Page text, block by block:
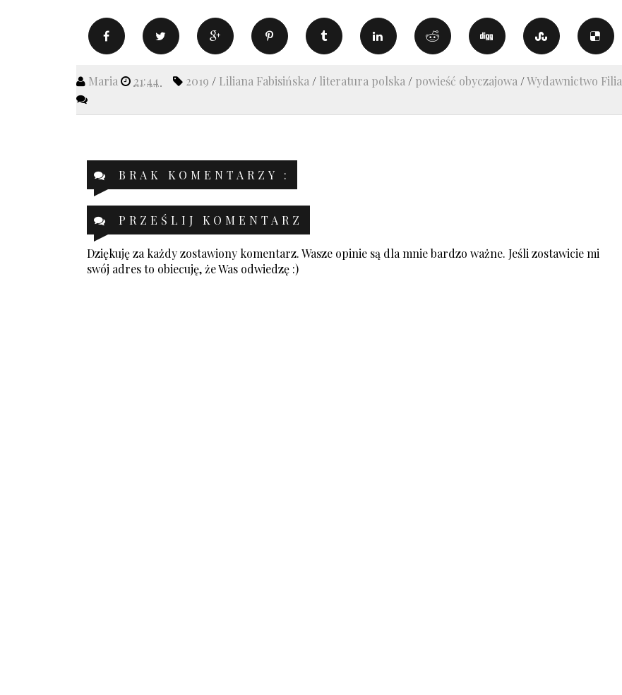
Maria 21:44 2019 / Liliana Fabisińska / literatura polska / powieść obyczajowa /Wydawnictwo Filia
BRAK KOMENTARZY :
PRZEŚLIJ KOMENTARZ
Dziękuję za każdy zostawiony komentarz. Wasze opinie są dla mnie bardzo ważne. Jeśli zostawicie mi
swój adres to obiecuję, że Was odwiedzę :)